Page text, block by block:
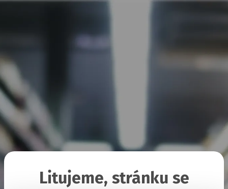
Litujeme, stránku se